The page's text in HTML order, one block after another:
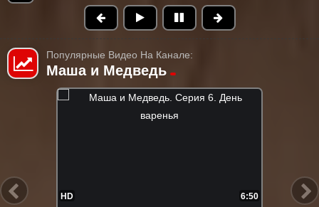
Популярные Видео На Канале:
Маша и Медведь
FHD 7:30